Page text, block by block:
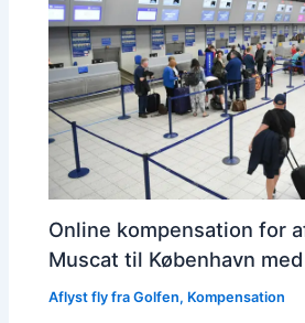
Online kompensation for
Muscat til København med
Aflyst fly fra Golfen, Kompensation